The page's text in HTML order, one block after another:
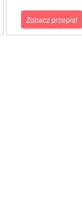
Zobacz przepis!